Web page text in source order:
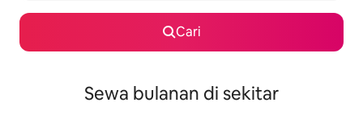
Cari
Sewa bulanan di sekitar